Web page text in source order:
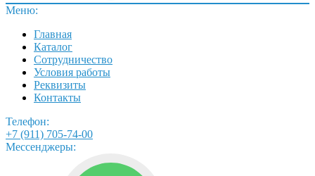
Меню:
Главная
Каталог
Сотрудничество
Условия работы
Реквизиты
Контакты
Телефон:
+7 (911) 705-74-00
Мессенджеры: